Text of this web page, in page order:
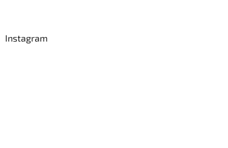
Instagram